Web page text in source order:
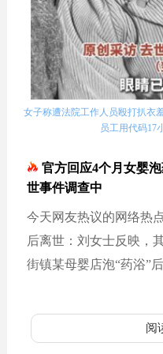
女子称遭法院工作人员殴打扒衣
员工用代码17
官方回应4个月女婴
世事件调查中
今天网友热议的网络热
后离世：刘女士反映，
街镇某母婴店泡“药浴”
阅